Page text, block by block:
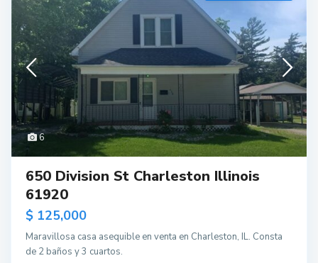
6
650 Division St Charleston Illinois
61920
$ 125,000
Maravillosa casa asequible en venta en Charleston, IL. Consta
de 2 baños y 3 cuartos.